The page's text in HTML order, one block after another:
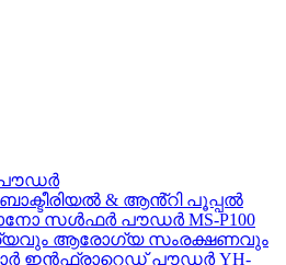
& ആൻ്റി പൂപ്പൽ
സൾഫർ പൗഡർ MS-P100
ആരോഗ്യ സംരക്ഷണവും
ഇൻഫ്രാറെഡ് പൗഡർ YH-